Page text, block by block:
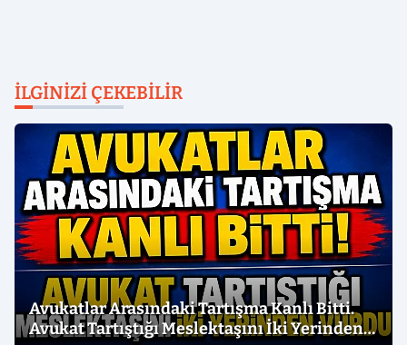
İLGINIZI ÇEKEBILIR
Avukatlar Arasındaki Tartışma Kanlı Bitti.
Avukat Tartıştığı Meslektaşını İki Yerinden